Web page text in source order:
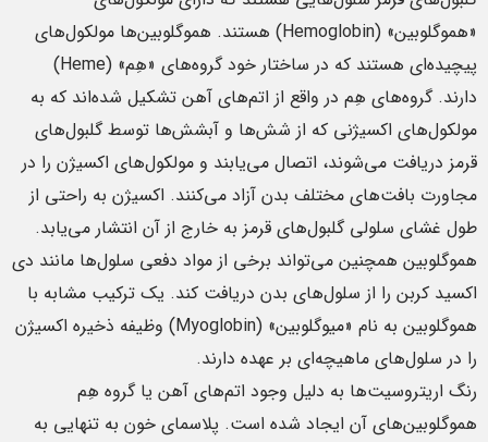
«هموگلوبین» (Hemoglobin) هستند. هموگلوبین‌ها مولکول‌های
پیچیده‌ای هستند که در ساختار خود گروه‌های «هِم» (Heme)
دارند. گروه‌های هِم در واقع از اتم‌های آهن تشکیل شده‌اند که به
مولکول‌های اکسیژنی که از شش‌ها و آبشش‌ها توسط گلبول‌های
قرمز دریافت می‌شوند، اتصال می‌یابند و مولکول‌های اکسیژن را در
مجاورت بافت‌های مختلف بدن آزاد می‌کنند. اکسیژن به راحتی از
طول غشای سلولی گلبول‌های قرمز به خارج از آن انتشار می‌یابد.
هموگلوبین همچنین می‌تواند برخی از مواد دفعی سلول‌ها مانند دی
اکسید کربن را از سلول‌های بدن دریافت کند. یک ترکیب مشابه با
هموگلوبین به نام «میوگلوبین» (Myoglobin) وظیفه ذخیره اکسیژن
را در سلول‌های ماهیچه‌ای بر عهده دارند.
رنگ اریتروسیت‌ها به دلیل وجود اتم‌های آهن یا گروه هِم
هموگلوبین‌های آن ایجاد شده است. پلاسمای خون به تنهایی به